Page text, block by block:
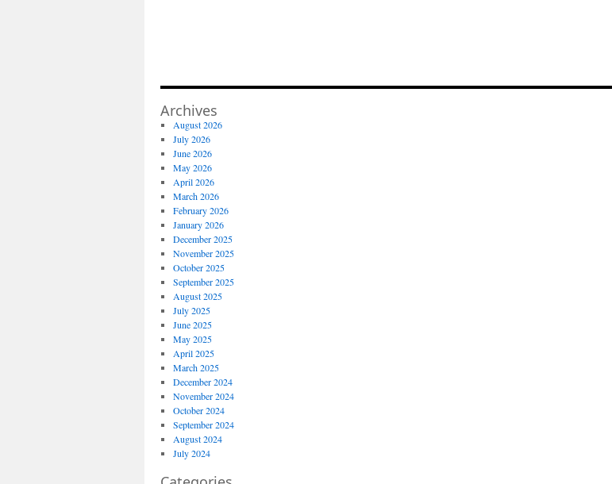
Archives
August 2026
July 2026
June 2026
May 2026
April 2026
March 2026
February 2026
January 2026
December 2025
November 2025
October 2025
September 2025
August 2025
July 2025
June 2025
May 2025
April 2025
March 2025
December 2024
November 2024
October 2024
September 2024
August 2024
July 2024